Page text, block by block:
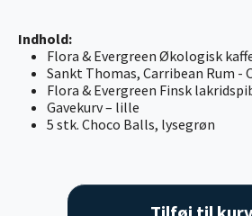
Indhold:
Flora & Evergreen Økologisk
Sankt Thomas, Carribean Rum -
Flora & Evergreen Finsk
Gavekurv – lille
5 stk. Choco Balls, lysegrøn